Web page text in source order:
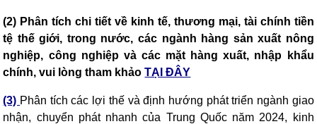
(2) Phân tích chi tiết về kinh tế, thương mại, tài chính tiền
tệ thế giới, trong nước, các ngành hàng sản xuất nông
nghiệp, công nghiệp và các mặt hàng xuất, nhập khẩu
chính, vui lòng tham khảoTẠI ĐÂY
(3) Phân tích các lợi thế và định hướng phát triển ngành giao
nhận, chuyển phát nhanh của Trung Quốc năm 2024, kinh